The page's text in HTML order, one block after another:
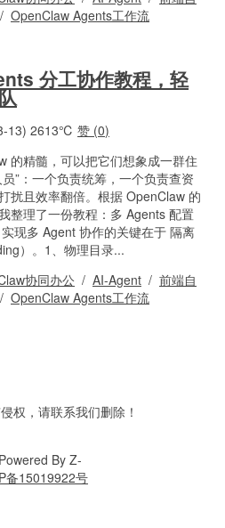
/ OpenClaw Agents工作流
分工协作教程，轻
13) 2613℃ 赞 (0)
的精髓，可以把它们想象成一群住
”：一个负责统筹，一个负责查资
扰且效率翻倍。根据 OpenClaw 的
整理了一份教程：多 Agents 配置
现多 Agent 协作的关键在于 隔离
）。1、物理目录...
协同办公 / AI-Agent / 前端自
/ OpenClaw Agents工作流
权，请联系我们删除！
Powered By Z-
备15019922号